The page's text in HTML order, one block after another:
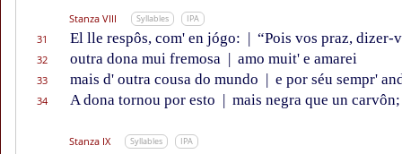
Stanza VIII Syllables IPA
31 El lle respôs, com' en jógo: | “Pois vos praz, dizer-
32 outra dona mui fremosa | amo muit' e amarei
33 mais d' outra cousa do mundo | e por séu sempr'
34 A dona tornou por esto | mais negra que un carvôn;
Stanza IX Syllables IPA